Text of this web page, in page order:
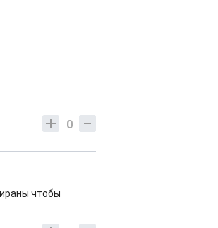
0
чтобы